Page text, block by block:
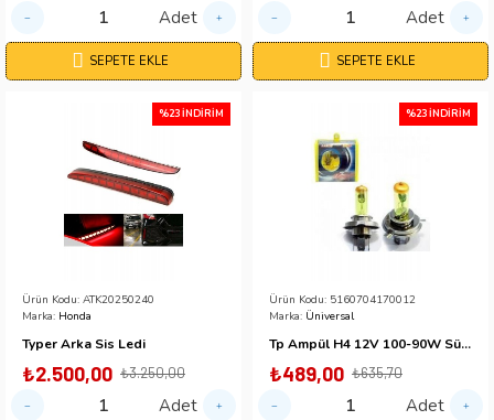
Adet
SEPETE EKLE
Adet
SEPETE EKLE
%23 İNDIRIM
Ürün Kodu: ATK20250240
Marka: Honda
Typer Arka Sis Ledi
₺2.500,00 ₺3.250,00
Adet
%23 İNDIRIM
Ürün Kodu: 5160704170012
Marka: Üniversal
Tp Ampül H4 12V 100-90W Süper Sarı
₺489,00 ₺635,70
Adet